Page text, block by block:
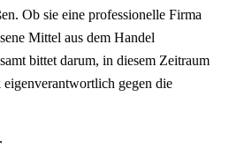
Ob sie eine professionelle Firma
Mittel aus dem Handel
bittet darum, in diesem Zeitraum
gegen die